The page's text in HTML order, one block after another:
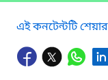
এই কনটেন্টটি